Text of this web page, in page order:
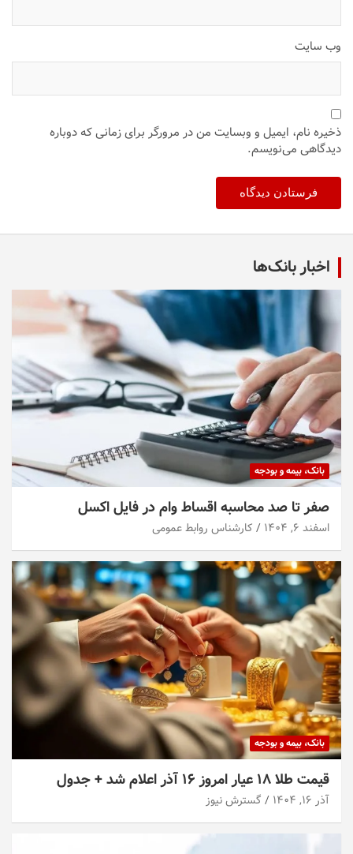
وب‌ سایت
ذخیره نام، ایمیل و وبسایت من در مرورگر برای زمانی که دوباره
دیدگاهی می‌نویسم.
اخبار بانک‌ها
بانک، بیمه و بودجه
صفر تا صد محاسبه اقساط وام در فایل اکسل
اسفند ۶, ۱۴۰۴ کارشناس روابط عمومی
بانک، بیمه و بودجه
قیمت طلا ۱۸ عیار امروز ۱۶ آذر اعلام شد + جدول
آذر ۱۶, ۱۴۰۴ گسترش نیوز